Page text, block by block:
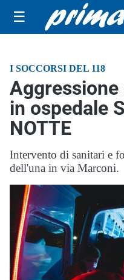
☰
I SOCCORSI DEL 118
Aggressione
in ospedale
NOTTE
Intervento di sanitari e
dell'una in via Marconi.